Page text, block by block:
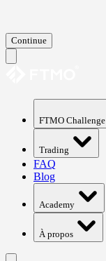
Continue
FTMO Challenge
Trading
FAQ
Blog
Academy
À propos